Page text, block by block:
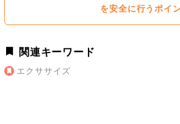
を安全に行うポイ
関連キーワード
エクササイズ